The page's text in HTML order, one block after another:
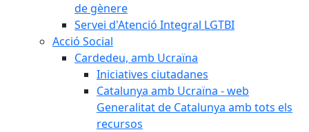
de gènere
Servei d'Atenció Integral LGTBI
Acció Social
Cardedeu, amb Ucraïna
Iniciatives ciutadanes
Catalunya amb Ucraïna - web
Generalitat de Catalunya amb tots els
recursos